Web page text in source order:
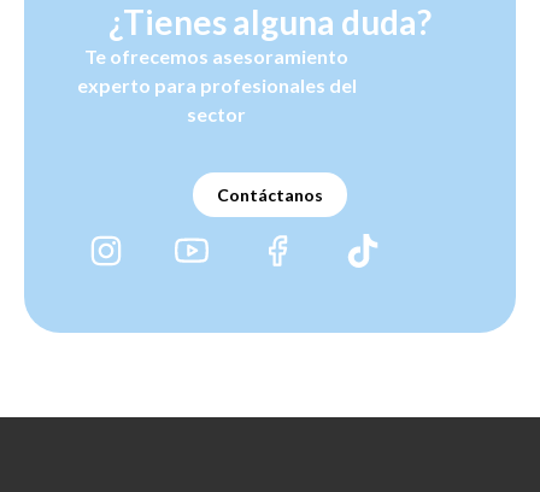
¿Tienes alguna duda?
Te ofrecemos asesoramiento
experto para profesionales del
sector
Contáctanos